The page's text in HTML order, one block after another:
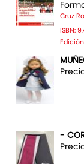
Cruz
ISBN:
-